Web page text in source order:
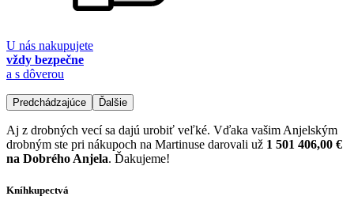
U nás nakupujete
vždy bezpečne
a s dôverou
Predchádzajúce Ďalšie
Aj z drobných vecí sa dajú urobiť veľké. Vďaka vašim Anjelským
drobným ste pri nákupoch na Martinuse darovali už 1 501 406,00 €
na Dobrého Anjela. Ďakujeme!
Kníhkupectvá